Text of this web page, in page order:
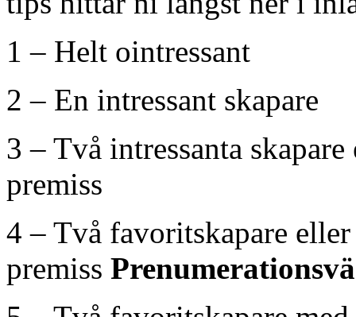
1 – Helt ointressant
2 – En intressant skapare
3 – Två intressanta
premiss
4 – Två favoritskapare
premiss